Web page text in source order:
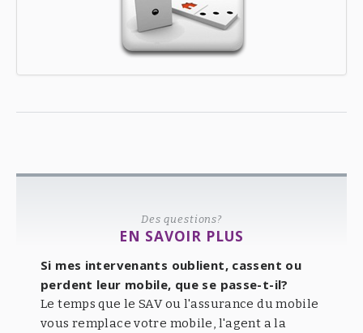
Des questions?
EN SAVOIR PLUS
Si mes intervenants oublient, cassent ou
perdent leur mobile, que se passe-t-il?
Le temps que le SAV ou l'assurance du mobile
vous remplace votre mobile, l'agent a la